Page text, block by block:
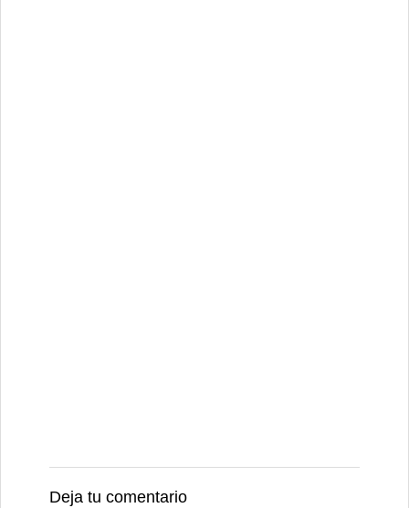
Deja tu comentario